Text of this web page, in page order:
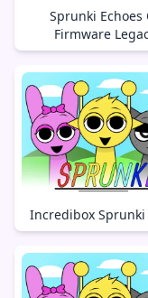
Sprunki Echoes
Firmware
Incredibox Sprunki